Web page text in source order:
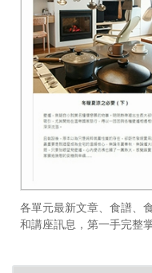
各單元最新文章、食譜、
和講座訊息，第一手完整